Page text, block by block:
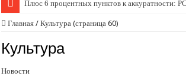
Плюс 6 процентных пунктов к аккуратности:
Главная / Культура (страница 60)
Культура
Новости